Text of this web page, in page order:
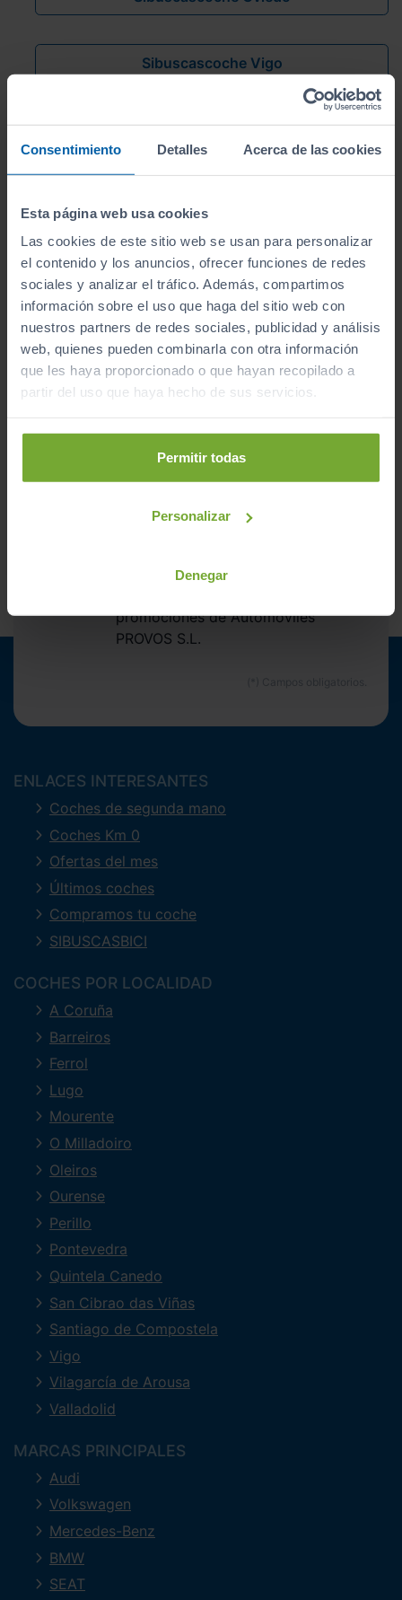
Consentimiento Detalles Acerca de las cookies
Esta página web usa cookies
Las cookies de este sitio web se usan para personalizar
el contenido y los anuncios, ofrecer funciones de redes
sociales y analizar el tráfico. Además, compartimos
información sobre el uso que haga del sitio web con
nuestros partners de redes sociales, publicidad y análisis
web, quienes pueden combinarla con otra información
que les haya proporcionado o que hayan recopilado a
partir del uso que haya hecho de sus servicios.
Permitir todas
Personalizar
Denegar
Sibuscascoche Vigo
Sibuscascoche Vilagarcía
Inicio Concesionarios Apersa Lugo
Apúntate y caza las ofertas
Apúntate a nuestro boletín y serás el primero en
Acepto recibir información
promociones de Automóviles
PROVOS S.L.
ENLACES INTERESANTES
Coches de segunda mano
Coches Km 0
Ofertas del mes
Últimos coches
Compramos tu coche
SIBUSCASBICI
COCHES POR LOCALIDAD
A Coruña
Barreiros
Ferrol
Lugo
Mourente
O Milladoiro
Oleiros
Ourense
Perillo
Pontevedra
Quintela Canedo
San Cibrao das Viñas
Santiago de Compostela
Vigo
Vilagarcía de Arousa
Valladolid
MARCAS PRINCIPALES
Audi
Volkswagen
Mercedes-Benz
BMW
SEAT